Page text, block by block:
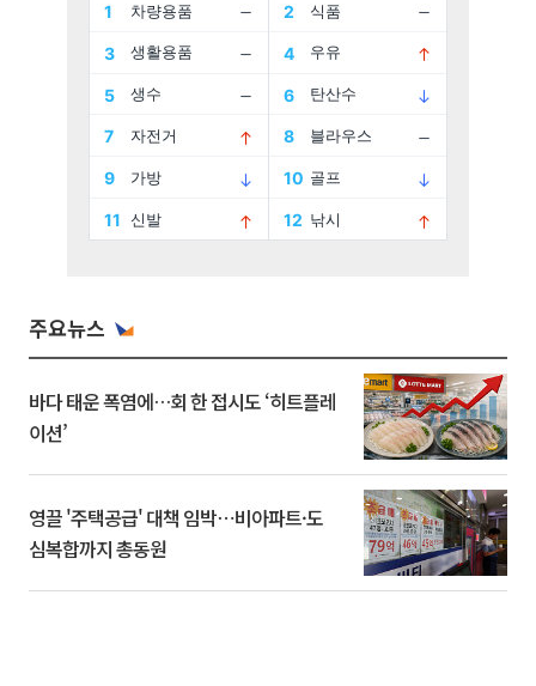
주요뉴스
바다 태운 폭염에…회 한 접시도 ‘히트플레
이션’
영끌 '주택공급' 대책 임박⋯비아파트·도
심복합까지 총동원